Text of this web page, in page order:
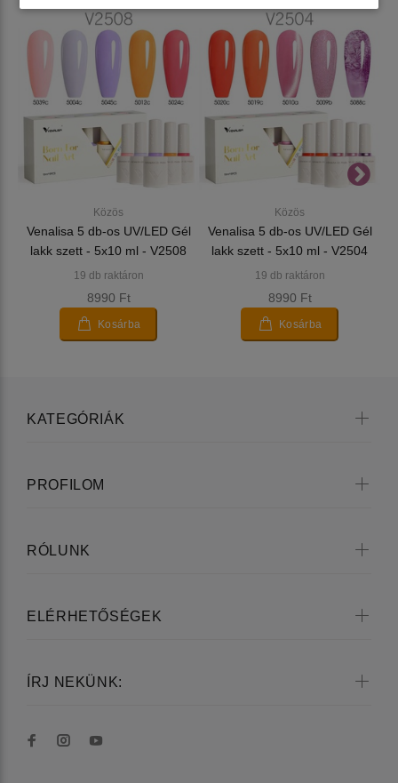
Közös
Venalisa 5 db-os UV/LED Gél
lakk szett - 5x10 ml - V2508
19 db raktáron
8990 Ft
Kosárba
Közös
Venalisa 5 db-os UV/LED Gél
lakk szett - 5x10 ml - V2504
19 db raktáron
8990 Ft
Kosárba
KATEGÓRIÁK
PROFILOM
RÓLUNK
ELÉRHETŐSÉGEK
ÍRJ NEKÜNK: